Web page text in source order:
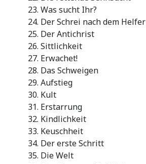
Was sucht Ihr?
Der Schrei nach dem Helfer
Der Antichrist
Sittlichkeit
Erwachet!
Das Schweigen
Aufstieg
Kult
Erstarrung
Kindlichkeit
Keuschheit
Der erste Schritt
Die Welt